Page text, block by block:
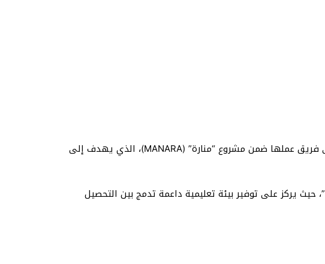
أعلنت جمعية “المنال لتطوير المرأة الريفية” عن فتح باب التوظيف لعدد من المدرسين والمدرسات للانضمام إلى فريق عملها ضمن مشروع “منارة” (MANARA)، الذي يهدف إلى
يأتي هذا المشروع بالتعاون مع منظمة “Super Novae” الفرنسية، وبدعم من مؤسسة “Frontlines for Peace”، حيث يركز على توفير بيئة تعليمية داعمة تدمج بين التحصيل